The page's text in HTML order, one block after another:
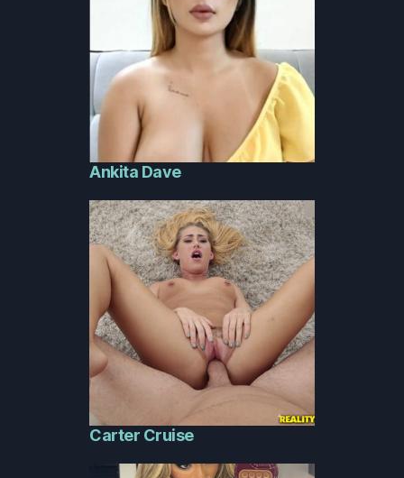
Ankita Dave
Carter Cruise